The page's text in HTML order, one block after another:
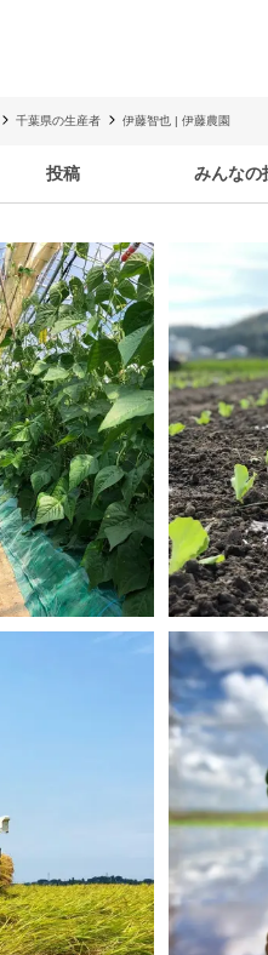
千葉県の生産者 伊藤智也 | 伊藤農園
投稿 みんなの